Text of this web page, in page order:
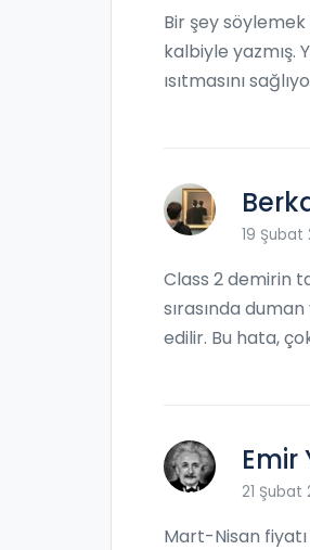
Bir şey
kalbiyle yazmış.
ısıtmasını
19 Şubat
Class 2 demirin
sırasında
edilir. Bu hata,
Emir
21 Şubat
Mart-Nisan fiyatı